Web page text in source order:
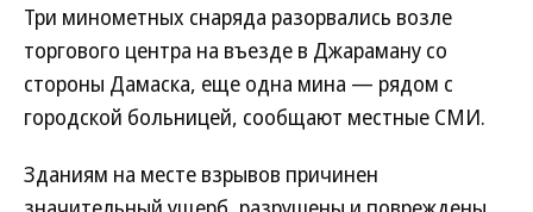
Три минометных снаряда разорвались возле
торгового центра на въезде в Джараману со
стороны Дамаска, еще одна мина — рядом с
городской больницей, сообщают местные СМИ.
Зданиям на месте взрывов причинен